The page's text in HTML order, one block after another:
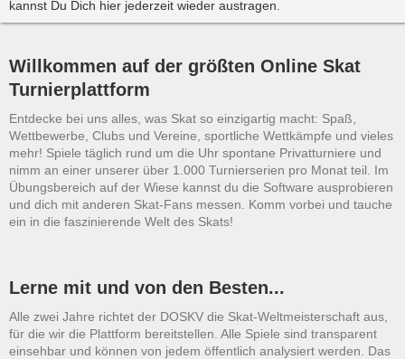
kannst Du Dich hier jederzeit wieder austragen.
Willkommen auf der größten Online Skat
Turnierplattform
Entdecke bei uns alles, was Skat so einzigartig macht: Spaß,
Wettbewerbe, Clubs und Vereine, sportliche Wettkämpfe und vieles
mehr! Spiele täglich rund um die Uhr spontane Privatturniere und
nimm an einer unserer über 1.000 Turnierserien pro Monat teil. Im
Übungsbereich auf der Wiese kannst du die Software ausprobieren
und dich mit anderen Skat-Fans messen. Komm vorbei und tauche
ein in die faszinierende Welt des Skats!
Lerne mit und von den Besten...
Alle zwei Jahre richtet der DOSKV die Skat-Weltmeisterschaft aus,
für die wir die Plattform bereitstellen. Alle Spiele sind transparent
einsehbar und können von jedem öffentlich analysiert werden. Das